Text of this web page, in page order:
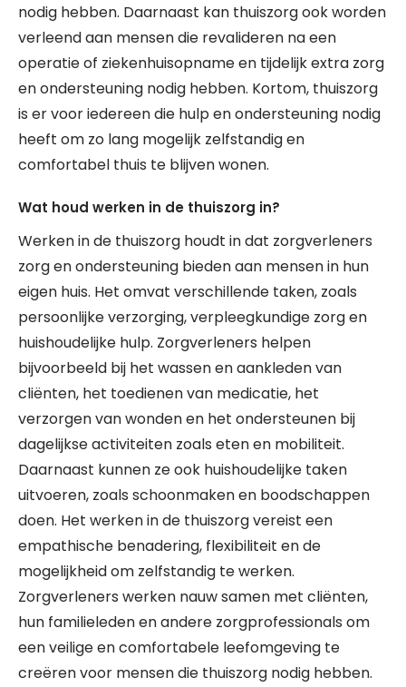
nodig hebben. Daarnaast kan thuiszorg ook worden
verleend aan mensen die revalideren na een
operatie of ziekenhuisopname en tijdelijk extra zorg
en ondersteuning nodig hebben. Kortom, thuiszorg
is er voor iedereen die hulp en ondersteuning nodig
heeft om zo lang mogelijk zelfstandig en
comfortabel thuis te blijven wonen.
Wat houd werken in de thuiszorg in?
Werken in de thuiszorg houdt in dat zorgverleners
zorg en ondersteuning bieden aan mensen in hun
eigen huis. Het omvat verschillende taken, zoals
persoonlijke verzorging, verpleegkundige zorg en
huishoudelijke hulp. Zorgverleners helpen
bijvoorbeeld bij het wassen en aankleden van
cliënten, het toedienen van medicatie, het
verzorgen van wonden en het ondersteunen bij
dagelijkse activiteiten zoals eten en mobiliteit.
Daarnaast kunnen ze ook huishoudelijke taken
uitvoeren, zoals schoonmaken en boodschappen
doen. Het werken in de thuiszorg vereist een
empathische benadering, flexibiliteit en de
mogelijkheid om zelfstandig te werken.
Zorgverleners werken nauw samen met cliënten,
hun familieleden en andere zorgprofessionals om
een ​​veilige en comfortabele leefomgeving te
creëren voor mensen die thuiszorg nodig hebben.